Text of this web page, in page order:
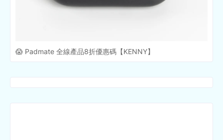
😱 Padmate 全線產品8折優惠碼【KENNY】